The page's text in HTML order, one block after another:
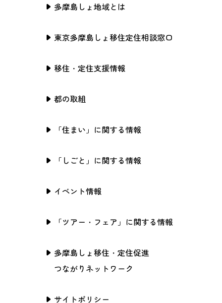
多摩島しょ地域とは
東京多摩島しょ移住定住相談窓口
移住・定住支援情報
都の取組
「住まい」に関する情報
「しごと」に関する情報
イベント情報
「ツアー・フェア」に関する情報
多摩島しょ移住・定住促進
つながりネットワーク
サイトポリシー